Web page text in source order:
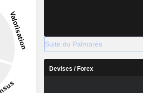
Suite du Palmarès
Devises / Forex